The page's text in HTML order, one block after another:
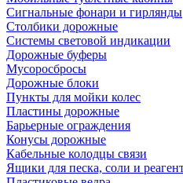
Сигнальные фонари и гирлянды
Столбики дорожные
Системы световой индикации
Дорожные буферы
Мусоросбросы
Дорожные блоки
Пункты для мойки колес
Пластины дорожные
Барьерные ограждения
Конусы дорожные
Кабельные колодцы связи
Ящики для песка, соли и